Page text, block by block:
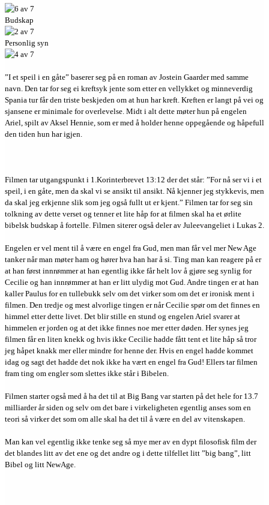
Budskap
Personlig syn
”I et speil i en gåte” baserer seg på en roman av Jostein Gaarder med samme
navn. Den tar for seg ei kreftsyk jente som etter en vellykket og minneverdig
Spania tur får den triste beskjeden om at hun har kreft. Kreften er langt på vei og
sjansene er minimale for overlevelse. Midt i alt dette møter hun på engelen
Ariel, spilt av Aksel Hennie, som er med å holder henne oppegående og håpefull
den tiden hun har igjen.
Filmen tar utgangspunkt i 1.Korinterbrevet 13:12 der det står: ”For nå ser vi i et
speil, i en gåte, men da skal vi se ansikt til ansikt. Nå kjenner jeg stykkevis, men
da skal jeg erkjenne slik som jeg også fullt ut er kjent.” Filmen tar for seg sin
tolkning av dette verset og tenner et lite håp for at filmen skal ha et ørlite
bibelsk budskap å fortelle. Filmen siterer også deler av Juleevangeliet i Lukas 2.
Engelen er vel ment til å være en engel fra Gud, men man får vel mer New Age
tanker når man møter ham og hører hva han har å si. Ting man kan reagere på er
at han først innrømmer at han egentlig ikke får helt lov å gjøre seg synlig for
Cecilie og han innrømmer at han er litt ulydig mot Gud. Andre tingen er at han
kaller Paulus for en tullebukk selv om det virker som om det er ironisk ment i
filmen. Den tredje og mest alvorlige tingen er når Cecilie spør om det finnes en
himmel etter dette livet. Det blir stille en stund og engelen Ariel svarer at
himmelen er jorden og at det ikke finnes noe mer etter døden. Her synes jeg
filmen får en liten knekk og hvis ikke Cecilie hadde fått tent et lite håp så tror
jeg håpet knakk mer eller mindre for henne der. Hvis en engel hadde kommet
idag og sagt det hadde det nok ikke ha vært en engel fra Gud! Ellers tar filmen
fram ting om engler som slettes ikke står i Bibelen.
Filmen starter også med å ha det til at Big Bang var starten på det hele for 13.7
milliarder år siden og selv om det bare i virkeligheten egentlig anses som en
teori så virker det som om alle skal ha det til å være en del av vitenskapen.
Man kan vel egentlig ikke tenke seg så mye mer av en dypt filosofisk film der
det blandes litt av det ene og det andre og i dette tilfellet litt ”big bang”, litt
Bibel og litt NewAge.